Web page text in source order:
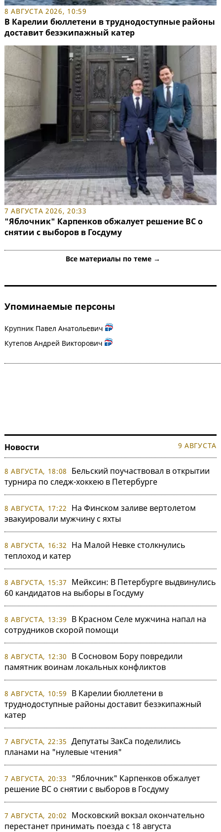
8 АВГУСТА 2026, 10:59
В Карелии бюллетени в труднодоступные районы
доставит безэкипажный катер
7 АВГУСТА 2026, 20:33
"Яблочник" Карпенков обжалует решение ВС о
снятии с выборов в Госдуму
Все материалы по теме →
Упоминаемые персоны
Крупник Павел Анатольевич
Кутепов Андрей Викторович
Новости 9 АВГУСТА
8 АВГУСТА, 18:08
Бельский поучаствовал в открытии
турнира по следж-хоккею в Петербурге
8 АВГУСТА, 17:22
На Финском заливе вертолетом
эвакуировали мужчину с яхты
8 АВГУСТА, 16:32
На Малой Невке столкнулись
теплоход и катер
8 АВГУСТА, 15:37
Мейксин: В Петербурге выдвинулись
60 кандидатов на выборы в Госдуму
8 АВГУСТА, 13:39
В Красном Селе мужчина напал на
сотрудников скорой помощи
8 АВГУСТА, 12:30
В Сосновом Бору повредили
памятник воинам локальных конфликтов
8 АВГУСТА, 10:59
В Карелии бюллетени в
труднодоступные районы доставит безэкипажный
катер
7 АВГУСТА, 22:35 Депутаты ЗакСа поделились
планами на "нулевые чтения"
7 АВГУСТА, 20:33
"Яблочник" Карпенков обжалует
решение ВС о снятии с выборов в Госдуму
7 АВГУСТА, 20:02
Московский вокзал окончательно
перестанет принимать поезда с 18 августа